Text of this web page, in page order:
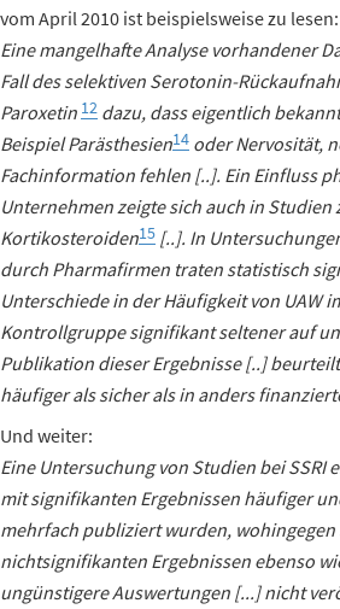
vom April 2010 ist beispielsweise zu lesen:
Eine mangelhafte Analyse vorhandener
Fall des selektiven Serotonin-
Paroxetin 12 dazu, dass eigentlich
Beispiel Parästhesien14 oder Nervosität,
Fachinformation fehlen [..]. Ein Einfluss
Unternehmen zeigte sich auch in
Kortikosteroiden15 [..]. In
durch Pharmafirmen traten statistisch
Unterschiede in der Häufigkeit von UAW
Kontrollgruppe signifikant seltener auf
Publikation dieser Ergebnisse [..]
häufiger als sicher als in anders
Und weiter:
Eine Untersuchung von Studien bei SSRI
mit signifikanten Ergebnissen häufiger
mehrfach publiziert wurden,
nichtsignifikanten Ergebnissen ebenso
ungünstigere Auswertungen [...] nicht